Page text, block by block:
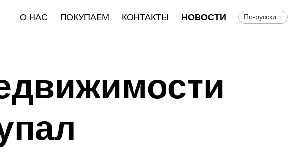
О НАС ПОКУПАЕМ КОНТАКТЫ НОВОСТИ По-русски